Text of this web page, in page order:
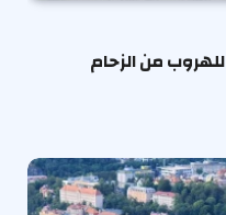
9 وجهات في الجزائر لعام 2026 للهروب من الزحام